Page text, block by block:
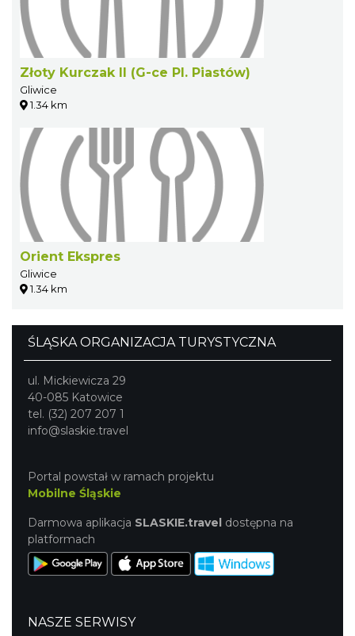
Złoty Kurczak II (G-ce Pl. Piastów)
Gliwice
1.34 km
Orient Ekspres
Gliwice
1.34 km
ŚLĄSKA ORGANIZACJA TURYSTYCZNA
ul. Mickiewicza 29
40-085 Katowice
tel. (32) 207 207 1
info@slaskie.travel
Portal powstał w ramach projektu
Mobilne Śląskie
Darmowa aplikacja SLASKIE.travel dostępna na
platformach
NASZE SERWISY